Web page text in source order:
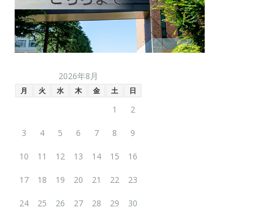
2026年8月
月 火 水 木 金 土 日
1 2
3 4 5 6 7 8 9
10 11 12 13 14 15 16
17 18 19 20 21 22 23
24 25 26 27 28 29 30